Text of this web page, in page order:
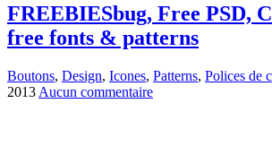
FREEBIESbug, Free PSD,
free fonts & patterns
Boutons, Design, Icones, Patterns, Polices de
2013 Aucun commentaire